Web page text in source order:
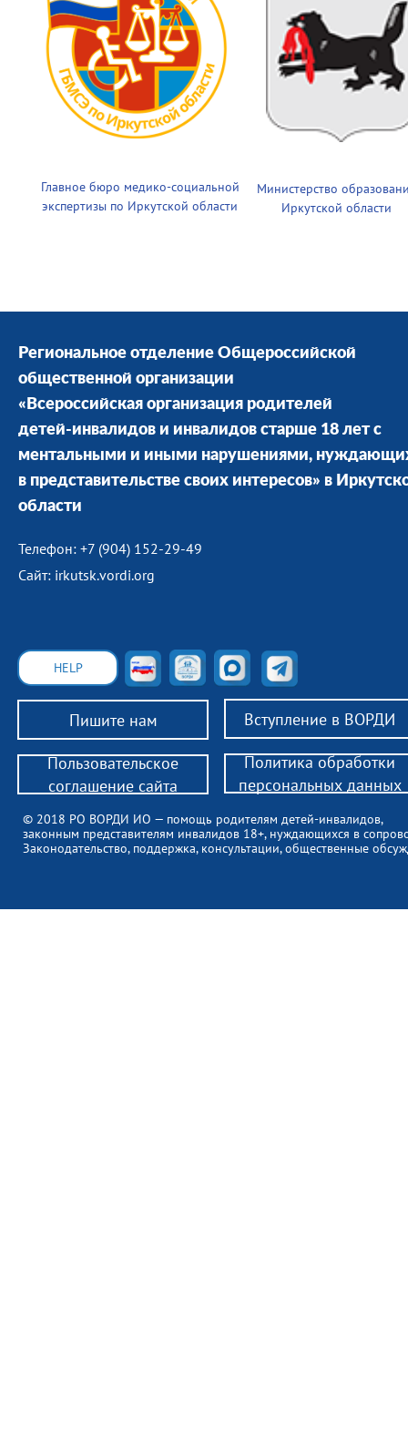
Главное бюро медико-социальной
экспертизы по Иркутской области
Министерство
Иркутской области
Региональное отделение Общероссийской
общественной организации
«Всероссийская организация родителей
детей-инвалидов и инвалидов старше 18 лет с
ментальными и иными нарушениями,
в представительстве своих интересов» в
области
Телефон: +7 (904) 152-29-49
Сайт: irkutsk.vordi.org
Пишите нам Вступление в ВОРДИ
© 2018 РО ВОРДИ ИО — помощь родителям детей-инвалидов,
законным представителям инвалидов 18+, нуждающихся в
Законодательство, поддержка, консультации, общественные
HELP
Пользовательское
соглашение сайта
Политика обработки
персональных данных